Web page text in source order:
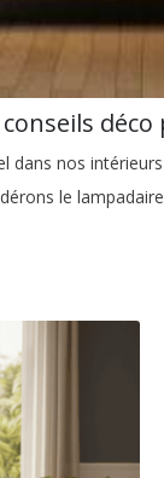
dans nos
le